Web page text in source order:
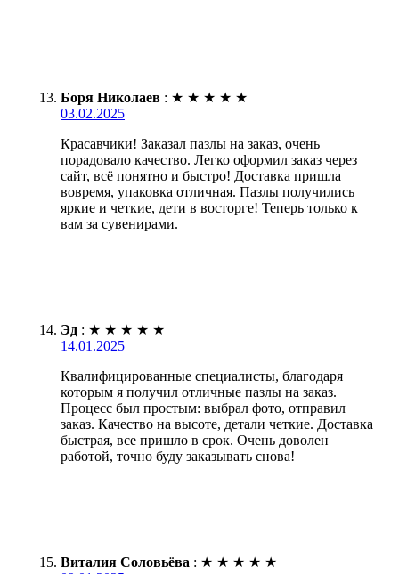
Боря Николаев : ★ ★ ★ ★ ★
03.02.2025
Красавчики! Заказал пазлы на заказ, очень
порадовало качество. Легко оформил заказ через
сайт, всё понятно и быстро! Доставка пришла
вовремя, упаковка отличная. Пазлы получились
яркие и четкие, дети в восторге! Теперь только к
вам за сувенирами.
Эд : ★ ★ ★ ★ ★
14.01.2025
Квалифицированные специалисты, благодаря
которым я получил отличные пазлы на заказ.
Процесс был простым: выбрал фото, отправил
заказ. Качество на высоте, детали четкие. Доставка
быстрая, все пришло в срок. Очень доволен
работой, точно буду заказывать снова!
Виталия Соловьёва : ★ ★ ★ ★ ★